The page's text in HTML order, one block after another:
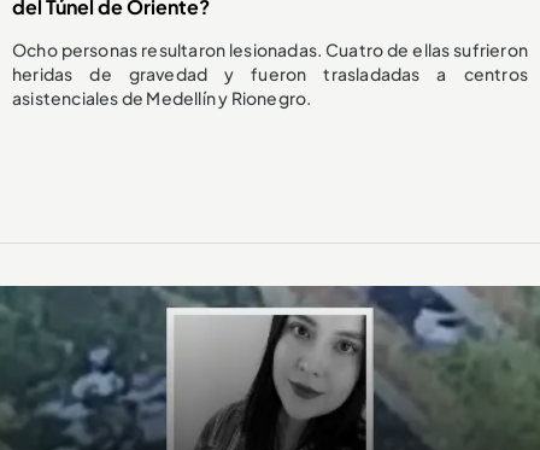
del Túnel de Oriente?
Ocho personas resultaron lesionadas. Cuatro de ellas sufrieron
heridas de gravedad y fueron trasladadas a centros
asistenciales de Medellín y Rionegro.